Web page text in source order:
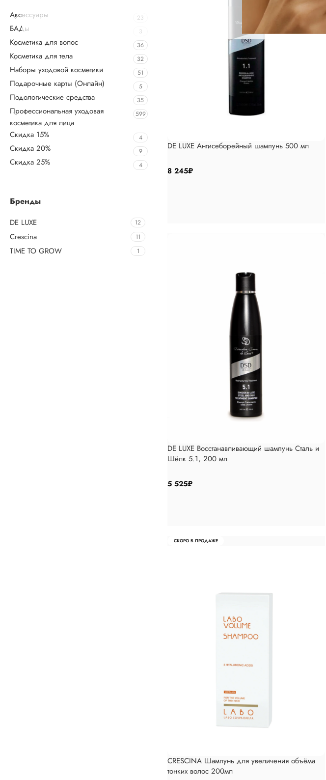
Аксессуары 23
БАДы 3
Косметика для волос 36
Косметика для тела 32
Наборы уходовой косметики 51
Подарочные карты (Онлайн) 5
Подологические средства 35
Профессиональная уходовая
косметика для лица
599
Скидка 15% 4
Скидка 20% 9
Скидка 25% 4
Бренды
DE LUXE 12
Crescina 11
TIME TO GROW 1
DE LUXE Антисеборейный шампунь 500 мл
8 245₽
DE LUXE Восстанавливающий шампунь Сталь и
Шёлк 5.1, 200 мл
5 525₽
СКОРО В ПРОДАЖЕ
CRESCINA Шампунь для увеличения объёма
тонких волос 200мл